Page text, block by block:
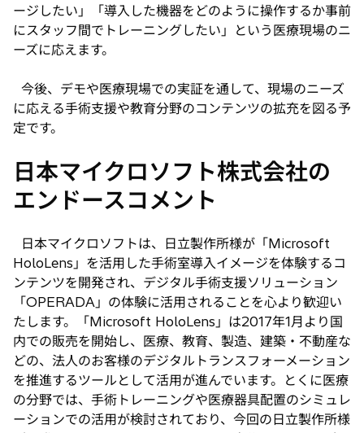
ージしたい」「導入した機器をどのように操作するか事前
にスタッフ間でトレーニングしたい」という医療現場のニ
ーズに応えます。
今後、デモや医療現場での実証を通して、現場のニーズ
に応える手術支援や教育分野のコンテンツの拡充を図る予
定です。
日本マイクロソフト株式会社の
エンドースコメント
日本マイクロソフトは、日立製作所様が「Microsoft
HoloLens」を活用した手術室導入イメージを体験するコ
ンテンツを開発され、デジタル手術支援ソリューション
「OPERADA」の体験に活用されることを心より歓迎い
たします。「Microsoft HoloLens」は2017年1月より国
内での販売を開始し、医療、教育、製造、建築・不動産な
どの、法人のお客様のデジタルトランスフォーメーション
を推進するツールとして活用が進んでいます。とくに医療
の分野では、手術トレーニングや医療器具配置のシミュレ
ーションでの活用が検討されており、今回の日立製作所様